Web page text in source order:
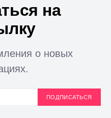
на
о новых
ПОДПИСАТЬСЯ